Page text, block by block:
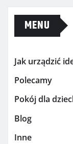
MENU
Jak urządzić
Polecamy
Pokój dla
Blog
Inne